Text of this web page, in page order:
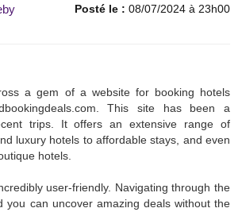
Posté le : 08/07/2024 à 23h00
a gem of a website for booking hotels
This site has been a
trips. It offers an extensive range of
luxury hotels to affordable stays, and even
hotels.
user-friendly. Navigating through the
you can uncover amazing deals without the